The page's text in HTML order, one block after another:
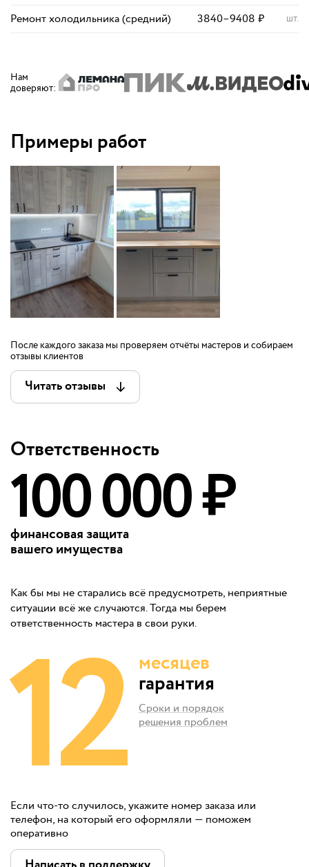
Ремонт холодильника (средний) 3840–9408 ₽ шт.
Нам
доверяют:
Примеры работ
После каждого заказа мы проверяем отчёты мастеров и собираем
отзывы клиентов
Читать отзывы
Ответственность
100 000 ₽
финансовая защита
вашего имущества
Как бы мы не старались всё предусмотреть, неприятные
ситуации всё же случаются. Тогда мы берем
ответственность мастера в свои руки.
12 месяцев
гарантия
Сроки и порядок
решения проблем
Если что-то случилось, укажите номер заказа или
телефон, на который его оформляли — поможем
оперативно